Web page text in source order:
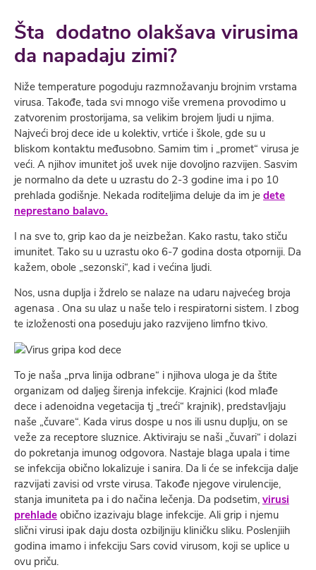
Šta dodatno olakšava virusima
da napadaju zimi?
Niže temperature pogoduju razmnožavanju brojnim vrstama
virusa. Takođe, tada svi mnogo više vremena provodimo u
zatvorenim prostorijama, sa velikim brojem ljudi u njima.
Najveći broj dece ide u kolektiv, vrtiće i škole, gde su u
bliskom kontaktu međusobno. Samim tim i „promet“ virusa je
veći. A njihov imunitet još uvek nije dovoljno razvijen. Sasvim
je normalno da dete u uzrastu do 2-3 godine ima i po 10
prehlada godišnje. Nekada roditeljima deluje da im je dete
neprestano balavo.
I na sve to, grip kao da je neizbežan. Kako rastu, tako stiču
imunitet. Tako su u uzrastu oko 6-7 godina dosta otporniji. Da
kažem, obole „sezonski“, kad i većina ljudi.
Nos, usna duplja i ždrelo se nalaze na udaru najvećeg broja
agenasa . Ona su ulaz u naše telo i respiratorni sistem. I zbog
te izloženosti ona poseduju jako razvijeno limfno tkivo.
To je naša „prva linija odbrane“ i njihova uloga je da štite
organizam od daljeg širenja infekcije. Krajnici (kod mlađe
dece i adenoidna vegetacija tj „treći“ krajnik), predstavljaju
naše „čuvare“. Kada virus dospe u nos ili usnu duplju, on se
veže za receptore sluznice. Aktiviraju se naši „čuvari“ i dolazi
do pokretanja imunog odgovora. Nastaje blaga upala i time
se infekcija obično lokalizuje i sanira. Da li će se infekcija dalje
razvijati zavisi od vrste virusa. Takođe njegove virulencije,
stanja imuniteta pa i do načina lečenja. Da podsetim, virusi
prehlade obično izazivaju blage infekcije. Ali grip i njemu
slični virusi ipak daju dosta ozbiljniju kliničku sliku. Poslenjiih
godina imamo i infekciju Sars covid virusom, koji se uplice u
ovu priču.